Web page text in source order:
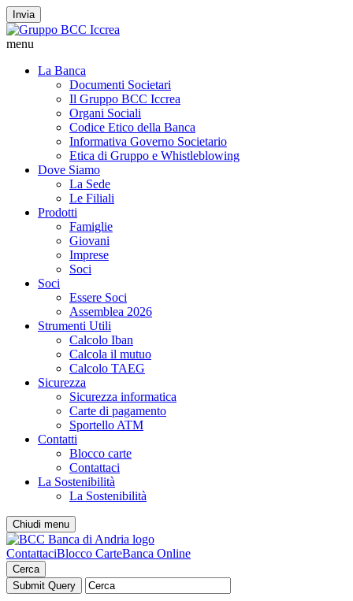
Invia
menu
La Banca
Documenti Societari
Il Gruppo BCC Iccrea
Organi Sociali
Codice Etico della Banca
Informativa Governo Societario
Etica di Gruppo e Whistleblowing
Dove Siamo
La Sede
Le Filiali
Prodotti
Famiglie
Giovani
Imprese
Soci
Soci
Essere Soci
Assemblea 2026
Strumenti Utili
Calcolo Iban
Calcola il mutuo
Calcolo TAEG
Sicurezza
Sicurezza informatica
Carte di pagamento
Sportello ATM
Contatti
Blocco carte
Contattaci
La Sostenibilità
La Sostenibilità
Chiudi menu
ContattaciBlocco CarteBanca Online
Cerca